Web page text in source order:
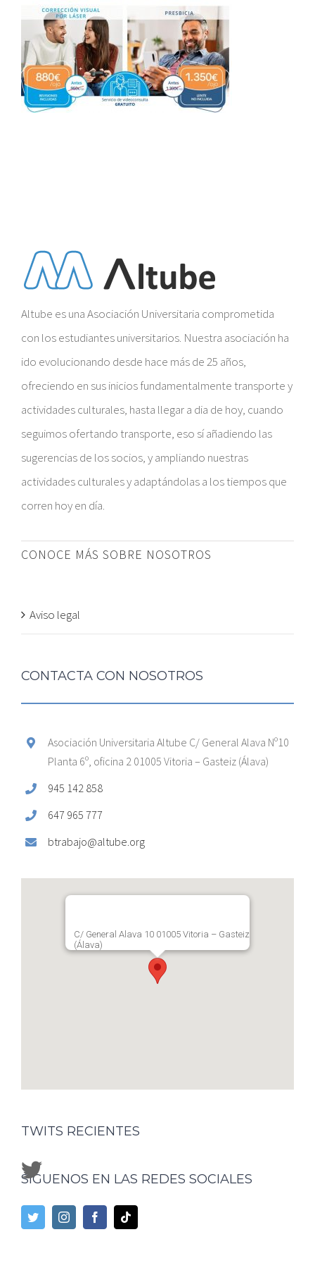
Altube es una Asociación Universitaria comprometida
con los estudiantes universitarios. Nuestra asociación ha
ido evolucionando desde hace más de 25 años,
ofreciendo en sus inicios fundamentalmente transporte y
actividades culturales, hasta llegar a dia de hoy, cuando
seguimos ofertando transporte, eso sí añadiendo las
sugerencias de los socios, y ampliando nuestras
actividades culturales y adaptándolas a los tiempos que
corren hoy en día.
CONOCE MÁS SOBRE NOSOTROS
Aviso legal
CONTACTA CON NOSOTROS
Asociación Universitaria Altube C/ General Alava Nº10
Planta 6º, oficina 2 01005 Vitoria – Gasteiz (Álava)
945 142 858
647 965 777
btrabajo@altube.org
C/ General Alava 10 01005 Vitoria – Gasteiz
(Álava)
TWITS RECIENTES
SÍGUENOS EN LAS REDES SOCIALES